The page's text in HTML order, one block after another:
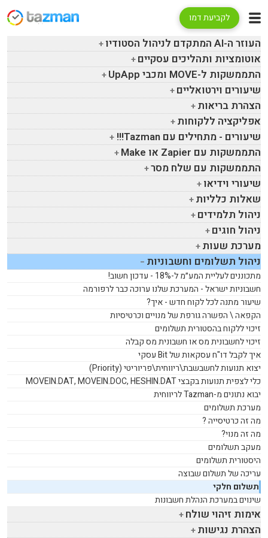
לקביעת דמו
העוזר ה-AI המתקדם לניהול הסטודיו
אוטומציות ותהליכים עסקיים
התממשקות ל-MOVE ומכבי UpApp
שיעורים וירטואליים
הצהרת בריאות
אפליקציה ללקוחות
שיעורים - מתחילים עם Tazman
!!!
התממשקות עם Zapier או Make
התממשקות עם שלח מסר
שיעורי וידיאו
שאלות כלליות
ניהול תלמידים
ניהול חוגים
מערכת שעות
ניהול תשלומים וחשבוניות
מתכוננים לעליית המע״מ ל-18% - עדכון חשוב!
חשבוניות ישראל - המערכת שלנו ערוכה כבר לרפורמה
שיעור מתנה לכל לקוח חדש - איך?
הקפאה \ הפשרה גורפת של מנויים וכרטיסיות
זיכוי ללקוח בהסטורית תשלומים
זיכוי לחשבונית מס או חשבונית מס קבלה
איך לקבל דו"ח עסקאות שלBitעסקי
יצוא תנועות לחשבשבת\ריווחית\פריוריטי (Priority
)
כלי לצפית תנועות בקבציMOVEIN.DAT, MOVEIN.DOC, HESHIN.DAT
יבוא נתונים מ-Tazmanלריווחית
מערכת תשלומים
מה זה כרטיסייה ?
מה זה מנוי?
מעקב תשלומים
היסטורית תשלומים
עריכה של תשלום שבוצה
תשלום חלקי
שינוים במערכת הנהלת חשבונות
אימות זיהוי שולח
הצהרת נגישות